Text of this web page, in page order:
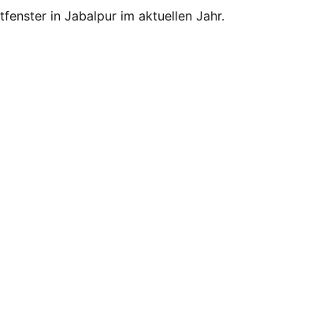
in Jabalpur im aktuellen Jahr.